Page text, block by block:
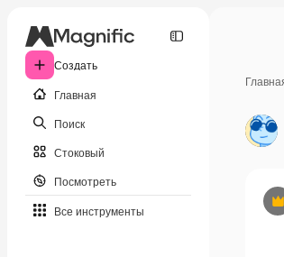
Создать
Главная
Поиск
Стоковый
Посмотреть
Все инструменты